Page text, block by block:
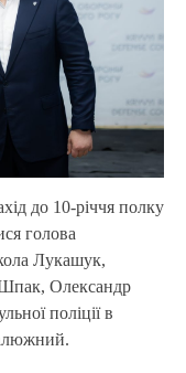
до 10-річчя полку
голова
Лукашук,
Шпак, Олександр
поліції в